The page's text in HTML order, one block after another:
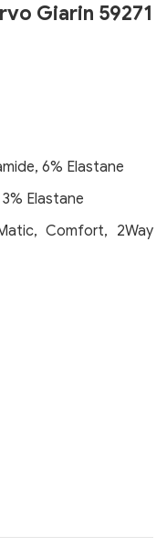
Giarin 59271
6% Elastane
Elastane
Comfort, 2Way